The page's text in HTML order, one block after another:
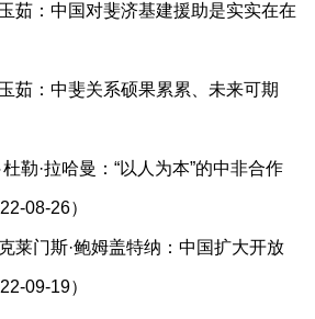
茹：中国对斐济基建援助是实实在在
茹：中斐关系硕果累累、未来可期
勒·拉哈曼：“以人为本”的中非合作
08-26）
莱门斯·鲍姆盖特纳：中国扩大开放
09-19）